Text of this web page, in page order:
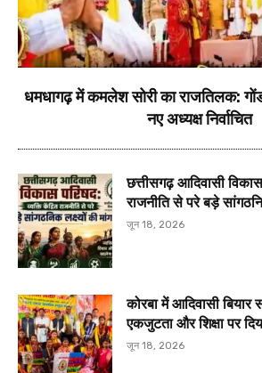
धमधागढ़ में कमलेश सोरी का राजतिलक:
नए अध्यक्ष निर्वाचित
छत्तीसगढ़ आदिवासी
राजनीति से परे बड़े
जून 18, 2026
कोरबा में आदिवासी बियार
एकजुटता और शिक्षा पर
जून 18, 2026